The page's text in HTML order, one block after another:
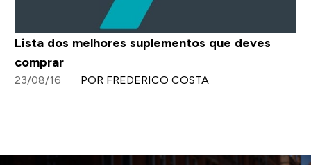
Lista dos melhores suplementos que deves
comprar
23/08/16 POR FREDERICO COSTA